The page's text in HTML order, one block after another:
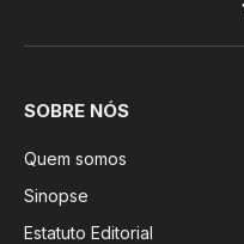
SOBRE NÓS
Quem somos
Sinopse
Estatuto Editorial